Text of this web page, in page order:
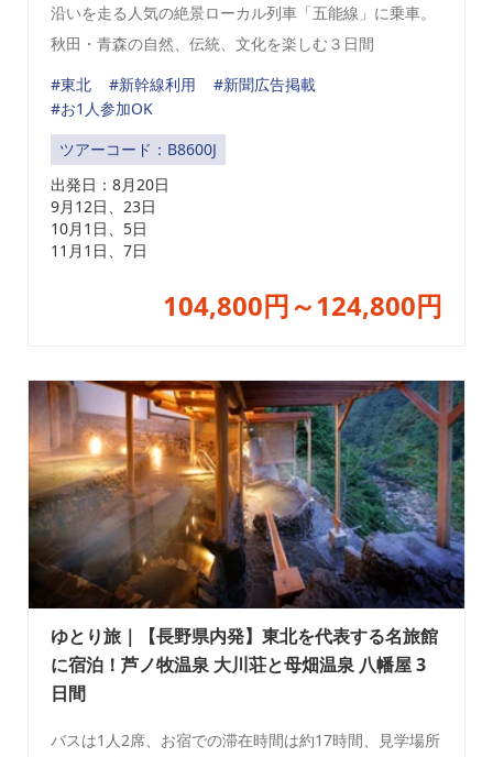
沿いを走る人気の絶景ローカル列車「五能線」に乗車。
秋田・青森の自然、伝統、文化を楽しむ３日間
#東北
#新幹線利用
#新聞広告掲載
#お1人参加OK
ツアーコード：B8600J
出発日： 8月20日
9月12日、23日
10月1日、5日
11月1日、7日
104,800円～124,800円
ゆとり旅｜【長野県内発】東北を代表する名旅館
に宿泊！芦ノ牧温泉 大川荘と母畑温泉 八幡屋 3
日間
バスは1人2席、お宿での滞在時間は約17時間、見学場所